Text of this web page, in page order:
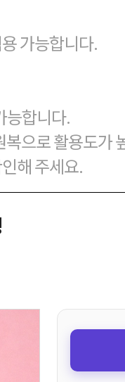
가능합니다.
능합니다.
으로 활용도가
해 주세요.